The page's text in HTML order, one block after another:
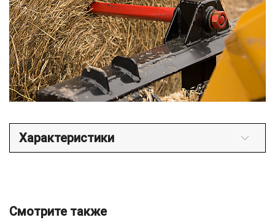
Характеристики
Смотрите также